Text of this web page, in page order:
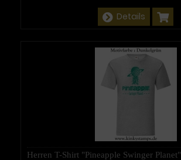
Details
Herren T-Shirt "Pineapple Swinger Planet"